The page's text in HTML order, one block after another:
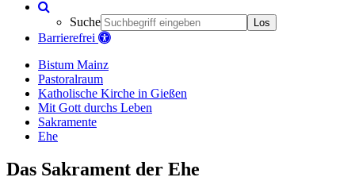
Suche Los
Barrierefrei
Bistum Mainz
Pastoralraum
Katholische Kirche in Gießen
Mit Gott durchs Leben
Sakramente
Ehe
Das Sakrament der Ehe